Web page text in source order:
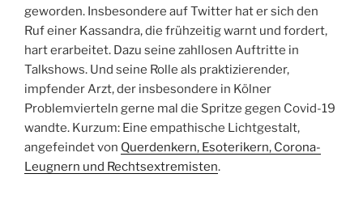
geworden. Insbesondere auf Twitter hat er sich den
Ruf einer Kassandra, die frühzeitig warnt und fordert,
hart erarbeitet. Dazu seine zahllosen Auftritte in
Talkshows. Und seine Rolle als praktizierender,
impfender Arzt, der insbesondere in Kölner
Problemvierteln gerne mal die Spritze gegen Covid-19
wandte. Kurzum: Eine empathische Lichtgestalt,
angefeindet von Querdenkern, Esoterikern, Corona-
Leugnern und Rechtsextremisten.